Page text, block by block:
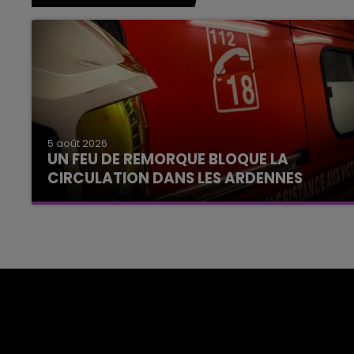
5 août 2026
UN FEU DE REMORQUE BLOQUE LA
CIRCULATION DANS LES ARDENNES
Un feu de remorque s'est déclaré ce mercredi